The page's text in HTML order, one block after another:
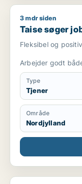
Taise søger job
3 mdr siden
Taise søger
Fleksibel og positiv
Arbejder godt
Erfaring med
Hurtig til at lære
Har sans for orden
Type
Tjener
Område
Nordjylland